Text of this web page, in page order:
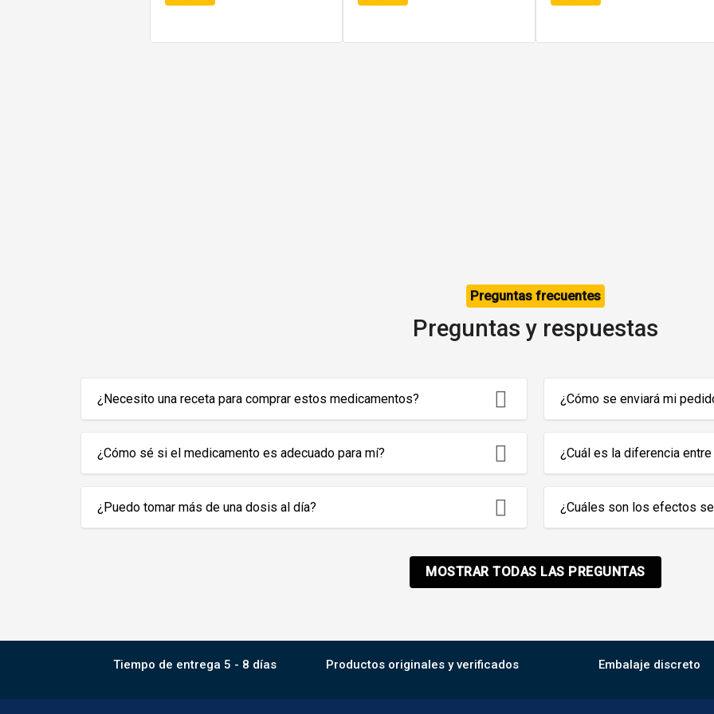
Preguntas frecuentes
Preguntas y respuestas
¿Necesito una receta para comprar estos medicamentos?
¿Cómo sé si el medicamento es adecuado para mí?
¿Puedo tomar más de una dosis al día?
¿Cómo se enviará mi
¿Cuál es la diferencia
¿Cuáles son los efectos
MOSTRAR TODAS LAS PREGUNTAS
Tiempo de entrega 5 - 8 días Productos originales y verificados Embalaje discreto